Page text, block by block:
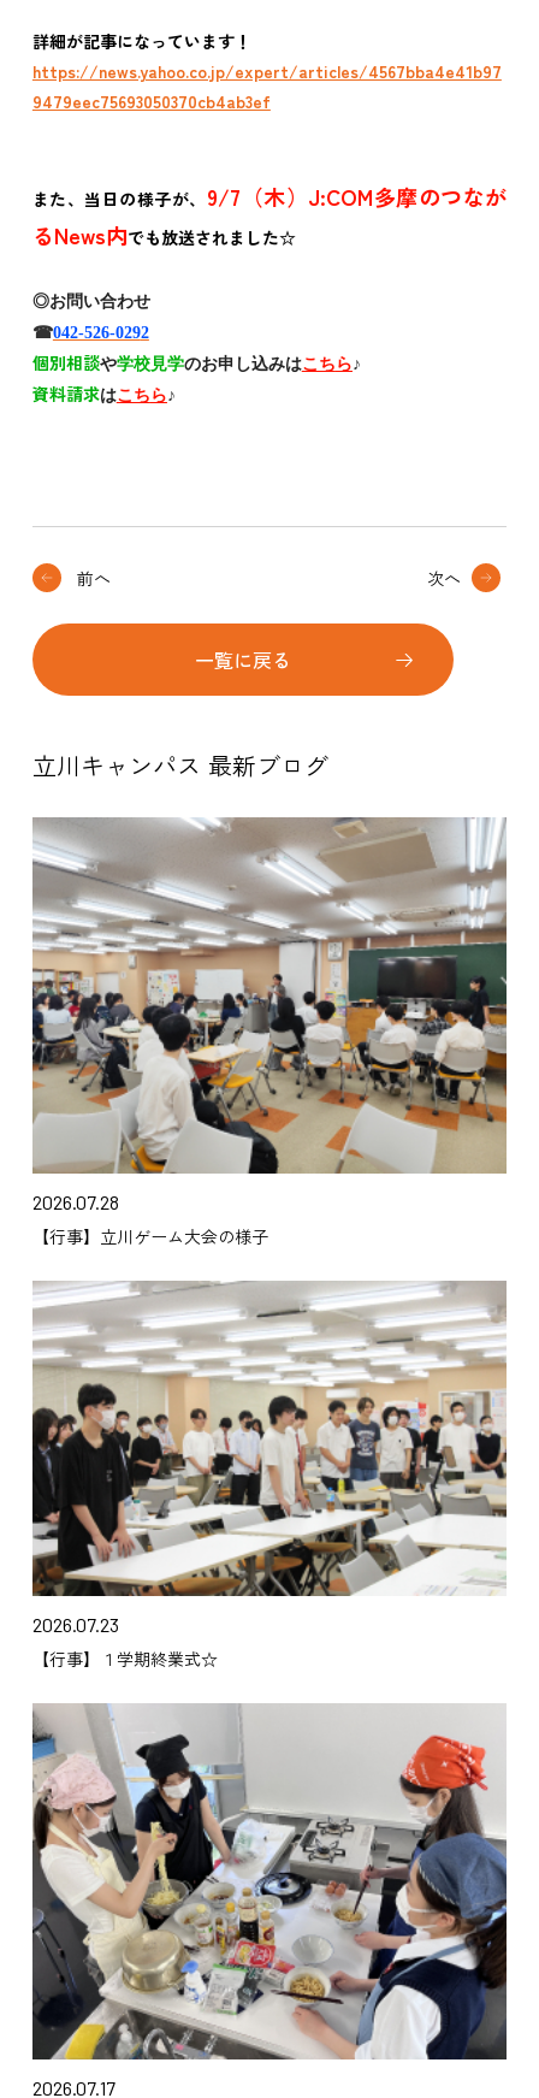
詳細が記事になっています！
https://news.yahoo.co.jp/expert/articles/4567bba4e41b97
9479eec75693050370cb4ab3ef
また、当日の様子が、 9/7（木）J:COM多摩のつなが
るNews内でも放送されました☆
◎お問い合わせ
☎042-526-0292
個別相談や学校見学のお申し込みはこち ら♪
資料請求はこち ら♪
前へ
一覧に戻る
次へ
立川キャンパス 最新ブログ
2026.07.28
【行事】立川ゲーム大会の様子
2026.07.23
【行事】１学期終業式☆
2026.07.17